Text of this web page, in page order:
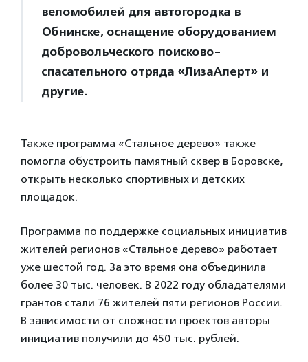
веломобилей для автогородка в
Обнинске, оснащение оборудованием
добровольческого поисково-
спасательного отряда «ЛизаАлерт» и
другие.
Также программа «Стальное дерево» также
помогла обустроить памятный сквер в Боровске,
открыть несколько спортивных и детских
площадок.
Программа по поддержке социальных инициатив
жителей регионов «Стальное дерево» работает
уже шестой год. За это время она объединила
более 30 тыс. человек. В 2022 году обладателями
грантов стали 76 жителей пяти регионов России.
В зависимости от сложности проектов авторы
инициатив получили до 450 тыс. рублей.